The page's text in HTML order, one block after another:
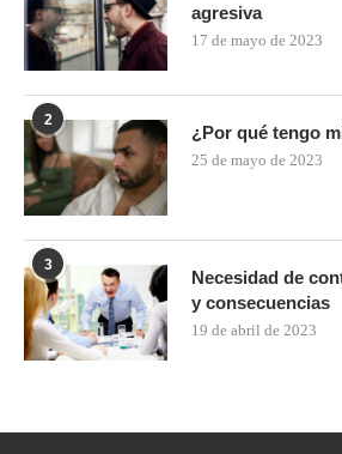
agresiva
17 de mayo de 2023
2
¿Por qué tengo
25 de mayo de 2023
3
Necesidad de
y consecuencias
19 de abril de 2023